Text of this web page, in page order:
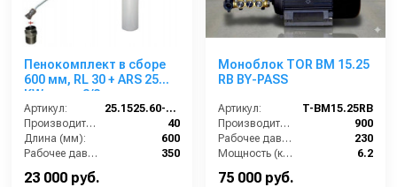
Пенокомплект в сборе
600 мм, RL 30 + ARS 25
KW; вход 3/8ш.
Артикул:
25.1525.60-KW3
Производительность (л/мин):
40
Длина (мм):
600
Рабочее давление (бар):
350
23 000 руб.
Моноблок TOR BM 15.25
RB BY-PASS
Артикул:
T-BM15.25RB
Производительность (л/ч):
900
Рабочее давление (бар):
230
Мощность (кВт):
6.2
Электропитание (В):
75 000 руб.